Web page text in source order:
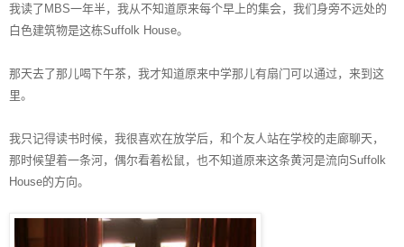
我读了MBS一年半，我从不知道原来每个早上的集会，我们身旁不远处的
白色建筑物是这栋Suffolk House。
那天去了那儿喝下午茶，我才知道原来中学那儿有扇门可以通过，来到这
里。
我只记得读书时候，我很喜欢在放学后，和个友人站在学校的走廊聊天，
那时候望着一条河，偶尔看着松鼠，也不知道原来这条黄河是流向Suffolk
House的方向。